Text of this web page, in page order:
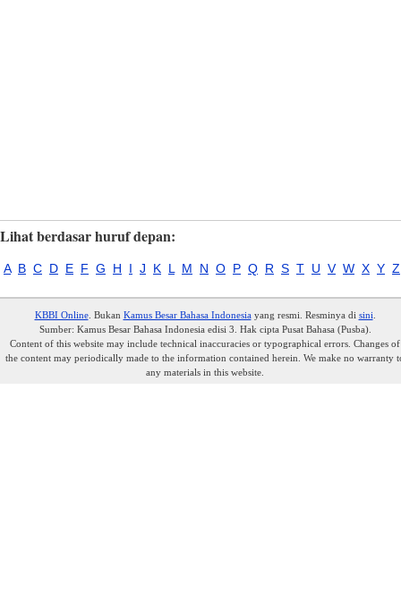
Lihat berdasar huruf depan:
A B C D E F G H I J K L M N O P Q R S T U V W X Y Z
KBBI Online. Bukan Kamus Besar Bahasa Indonesiayang resmi. Resminya di sini
Sumber: Kamus Besar Bahasa Indonesia edisi 3. Hak cipta Pusat Bahasa (Pusba).
Content of this website may include technical inaccuracies or typographical errors. Changes of
the content may periodically made to the information contained herein. We make no warranty
any materials in this website.